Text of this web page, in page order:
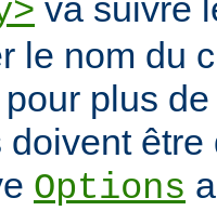
va suivre
le nom du
plus
Options